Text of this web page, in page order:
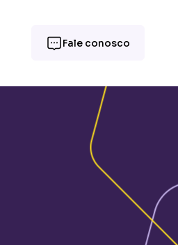
Fale conosco